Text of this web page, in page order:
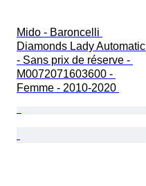
Mido - Baroncelli
Diamonds Lady Automatic
- Sans prix de réserve -
M0072071603600 -
Femme - 2010-2020